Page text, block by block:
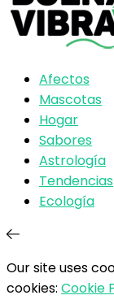
Afectos
Mascotas
Hogar
Sabores
Astrología
Tendencias
Ecología
Our site uses
cookies: Cookie